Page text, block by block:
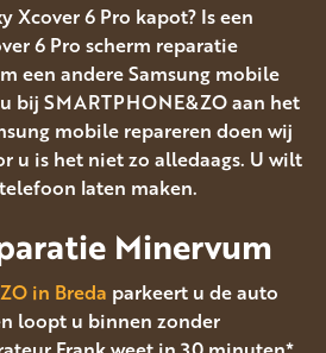
Xcover 6 Pro kapot? Is een
6 Pro scherm reparatie
een andere Samsung mobile
bij SMARTPHONE&ZO aan het
mobile repareren doen wij
u is het niet zo alledaags. U wilt
laten maken.
Minervum
in Breda parkeert u de auto
loopt u binnen zonder